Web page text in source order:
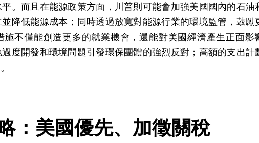
。而且在能源政策方面，川普則可能會加強美國國內的石油
降低能源成本；同時透過放寬對能源行業的環境監管，鼓勵
施不僅能創造更多的就業機會，還能對美國經濟產生正面影
度開發和環境問題引發環保團體的強烈反對；高額的支出計
：美國優先、加徵關稅